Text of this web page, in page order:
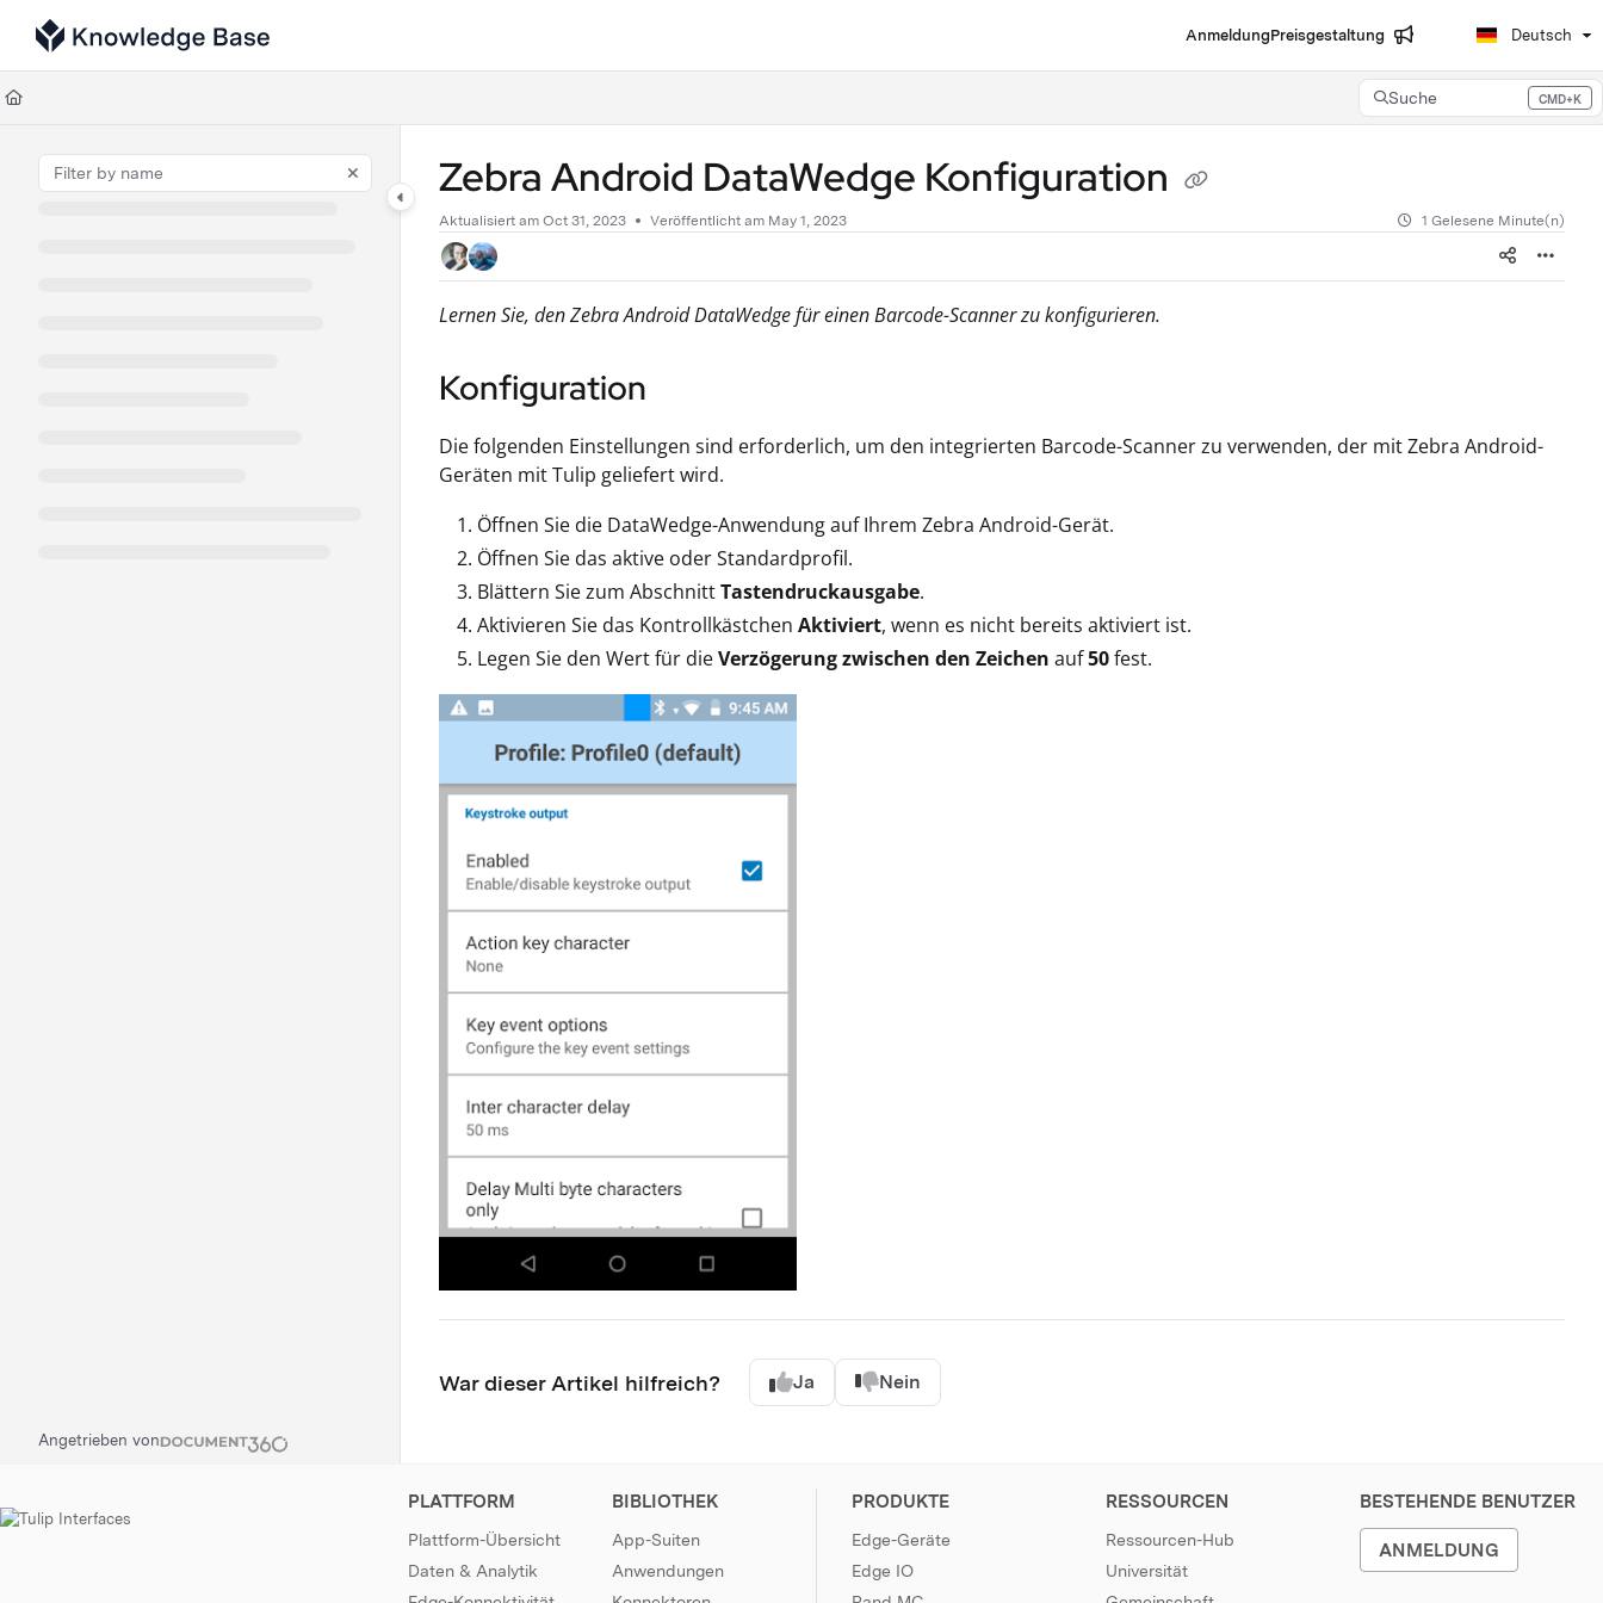
Documentation Index
Fetch the complete documentation index at:
Use this file to discover all available pages before exploring further.
AnmeldungPreisgestaltung Deutsch
Suche CMD+K
Press CMD+K to open search
Angetrieben von
Zebra Android DataWedge Konfiguration
Aktualisiert am Oct 31, 2023 Veröffentlicht am May 1, 2023 1 Gelesene Minute(n)
Lernen Sie, den Zebra Android DataWedge für einen Barcode-Scanner zu konfigurieren.
Konfiguration
Die folgenden Einstellungen sind erforderlich, um den integrierten Barcode-Scanner zu verwenden, der mit Zebra Android-
Geräten mit Tulip geliefert wird.
Öffnen Sie die DataWedge-Anwendung auf Ihrem Zebra Android-Gerät.
Öffnen Sie das aktive oder Standardprofil.
Blättern Sie zum AbschnittTastendruckausgabe.
Aktivieren Sie das Kontrollkästchen Aktiviert, wenn es nicht bereits aktiviert ist.
Legen Sie den Wert für dieVerzögerung zwischen den Zeichen auf50fest.
War dieser Artikel hilfreich? Ja Nein
PLATTFORM
Plattform-Übersicht
Daten & Analytik
BIBLIOTHEK
App-Suiten
Anwendungen
PRODUKTE
Edge-Geräte
Edge IO
RESSOURCEN
Ressourcen-Hub
Universität
BESTEHENDE BENUTZER
ANMELDUNG